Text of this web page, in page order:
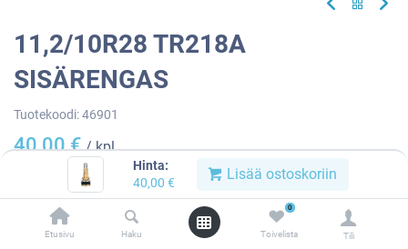
Hinta:
40,00 € Lisää ostoskoriin
Etusivu Haku
0
Toivelista Tili
11,2/10R28 TR218A
SISÄRENGAS
Tuotekoodi:46901
40,00€ / kpl
Heti
saatavilla: